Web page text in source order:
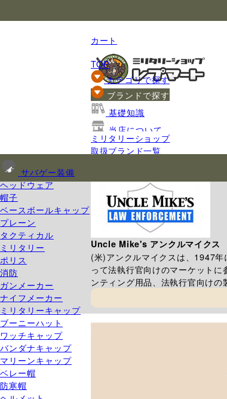
カート
TOP
カテゴリで探す
サバゲー装備
ヘッドウェア
帽子
ベースボールキャップ
プレーン
タクティカル
ミリタリー
ポリス
消防
ガンメーカー
ナイフメーカー
ミリタリーキャップ
ブーニーハット
ワッチキャップ
バンダナキャップ
マリーンキャップ
ベレー帽
防寒帽
ブランドで探す
基礎知識
当店について
ご利用ガイド
ミリタリーショップ
取扱ブランド一覧
Uncle Mike's アンクルマイクス
(米)アンクルマイクスは、1947
って法執行官向けのマーケット
ンティング用品、法執行官向けの